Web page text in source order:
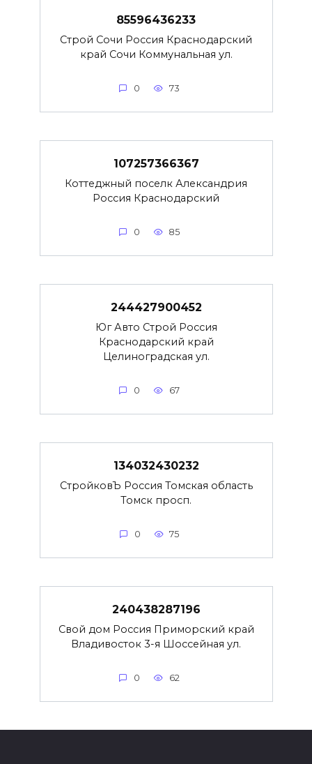
85596436233
Строй Сочи Россия Краснодарский
край Сочи Коммунальная ул.
0 73
107257366367
Коттеджный поселк Александрия
Россия Краснодарский
0 85
244427900452
Юг Авто Строй Россия
Краснодарский край
Целиноградская ул.
0 67
134032430232
СтройковЪ Россия Томская область
Томск просп.
0 75
240438287196
Свой дом Россия Приморский край
Владивосток 3-я Шоссейная ул.
0 62